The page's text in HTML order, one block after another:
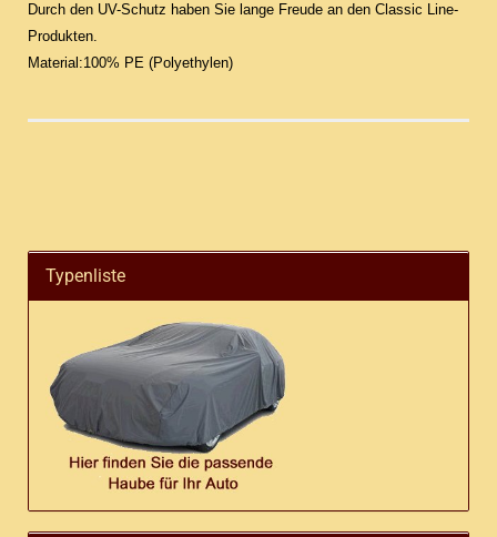
Durch den UV-Schutz haben Sie lange Freude an den Classic Line-
Produkten.
Material:100% PE (Polyethylen)
Typenliste